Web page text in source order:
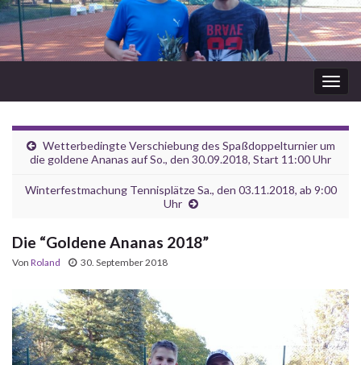
Wetterbedingte Verschiebung des Spaßdoppelturnier um
die goldene Ananas auf So., den 30.09.2018, Start 11:00 Uhr
Winterfestmachung Tennisplätze Sa., den 03.11.2018, ab 9:00
Uhr
Die “Goldene Ananas 2018”
Von Roland 30. September 2018